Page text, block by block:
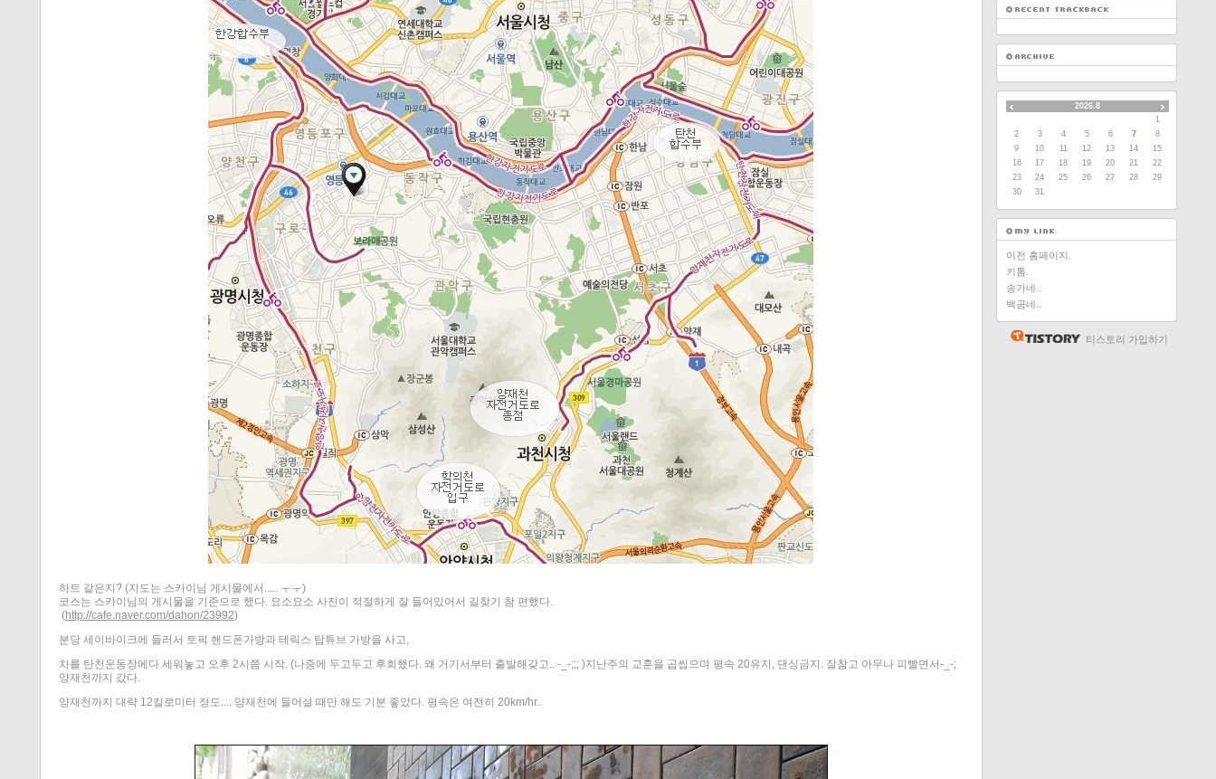
하트 같은지? (지도는 스카이님 게시물에서..... ㅜㅜ)
코스는 스카이님의 게시물을 기준으로 했다. 요소요소 사진이 적절하게 잘 들어있어서 길찾기 참 편했다.
(http://cafe.naver.com/dahon/23992)
분당 세이바이크에 들러서 토픽 핸드폰가방과 테릭스 탑튜브 가방을 사고,
차를 탄천운동장에다 세워놓고 오후 2시쯤 시작. (나중에 두고두고 후회했다. 왜 거기서부터 출발해갖고.. -_-;;; )지난주의 교훈을 곱씹으며 평속 20유지, 댄싱금지. 잘참고 아무나 피빨면서-_-;
양재천까지 갔다.
양재천까지 대략 12킬로미터 정도.... 양재천에 들어설 때만 해도 기분 좋았다. 평속은 여전히 20km/hr..
« »
2026.8
1
2
3 4 5 6 7
8
9
10 11 12 13 14
15
16
17 18 19 20 21
22
23
24 25 26 27 28
29
30
31
이전 홈페이지.
키톰.
송가네..
백곰네..
티스토리 가입하기